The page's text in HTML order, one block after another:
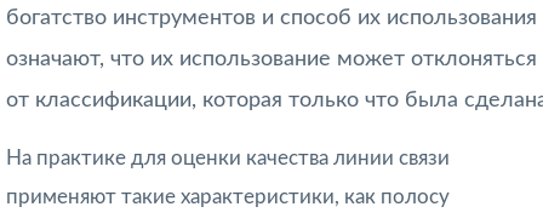
богатство инструментов и способ их использования
означают, что их использование может отклоняться
от классификации, которая только что была
На практике для оценки качества линии связи
применяют такие характеристики, как полосу